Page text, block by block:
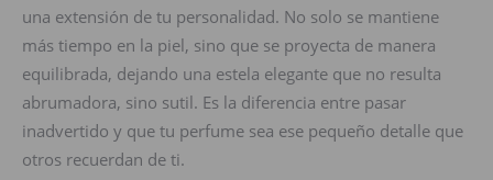
una extensión de tu personalidad. No solo se mantiene
más tiempo en la piel, sino que se proyecta de manera
equilibrada, dejando una estela elegante que no resulta
abrumadora, sino sutil. Es la diferencia entre pasar
inadvertido y que tu perfume sea ese pequeño detalle que
otros recuerdan de ti.